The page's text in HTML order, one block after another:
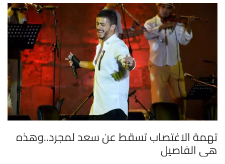
تهمة الاغتصاب تسقط عن سعد لمجرد..وهذه
هي الفاصيل